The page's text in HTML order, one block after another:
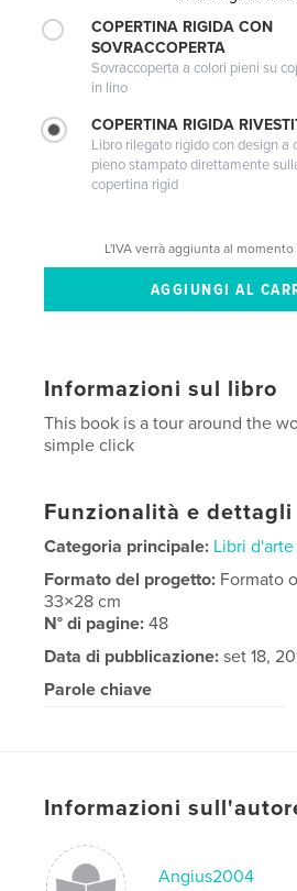
COPERTINA RIGIDA CON
SOVRACCOPERTA
Sovraccoperta a colori pieni su
in lino
COPERTINA RIGIDA
Libro rilegato rigido con design a
pieno stampato direttamente
copertina rigid
L'IVA verrà aggiunta al
Informazioni sul libro
This book is a tour around the
simple click
Funzionalità e dettagli
Categoria principale: Libri
Formato del progetto: Formato
33×28 cm
N° di pagine:48
Data di pubblicazione: set 18,
Parole chiave
Informazioni
Angius2004